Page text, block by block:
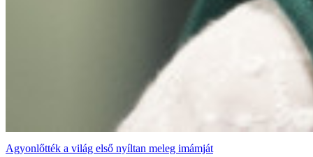
Agyonlőtték a világ első nyíltan meleg imámját